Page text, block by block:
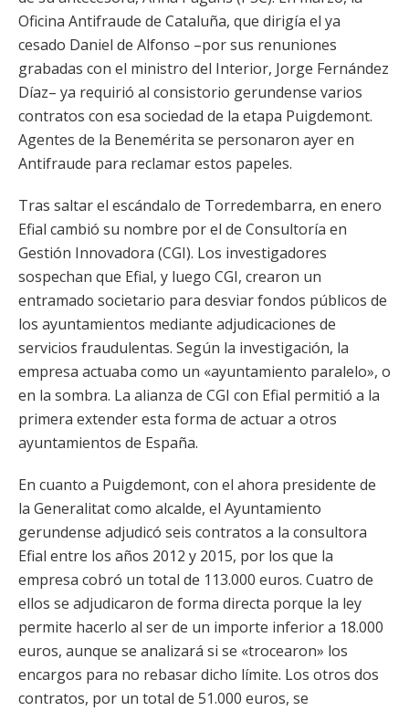
Oficina Antifraude de Cataluña, que dirigía el ya
cesado Daniel de Alfonso –por sus renuniones
grabadas con el ministro del Interior, Jorge Fernández
Díaz– ya requirió al consistorio gerundense varios
contratos con esa sociedad de la etapa Puigdemont.
Agentes de la Benemérita se personaron ayer en
Antifraude para reclamar estos papeles.
Tras saltar el escándalo de Torredembarra, en enero
Efial cambió su nombre por el de Consultoría en
Gestión Innovadora (CGI). Los investigadores
sospechan que Efial, y luego CGI, crearon un
entramado societario para desviar fondos públicos de
los ayuntamientos mediante adjudicaciones de
servicios fraudulentas. Según la investigación, la
empresa actuaba como un «ayuntamiento paralelo», o
en la sombra. La alianza de CGI con Efial permitió a la
primera extender esta forma de actuar a otros
ayuntamientos de España.
En cuanto a Puigdemont, con el ahora presidente de
la Generalitat como alcalde, el Ayuntamiento
gerundense adjudicó seis contratos a la consultora
Efial entre los años 2012 y 2015, por los que la
empresa cobró un total de 113.000 euros. Cuatro de
ellos se adjudicaron de forma directa porque la ley
permite hacerlo al ser de un importe inferior a 18.000
euros, aunque se analizará si se «trocearon» los
encargos para no rebasar dicho límite. Los otros dos
contratos, por un total de 51.000 euros, se